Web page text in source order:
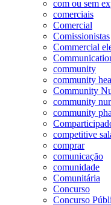
com ou sem
comerciais
Comercial
Comissionistas
Commercial
community
community
Community
community
community
competitive
comprar
comunicação
comunidade
Comunitária
Concurso
Concurso